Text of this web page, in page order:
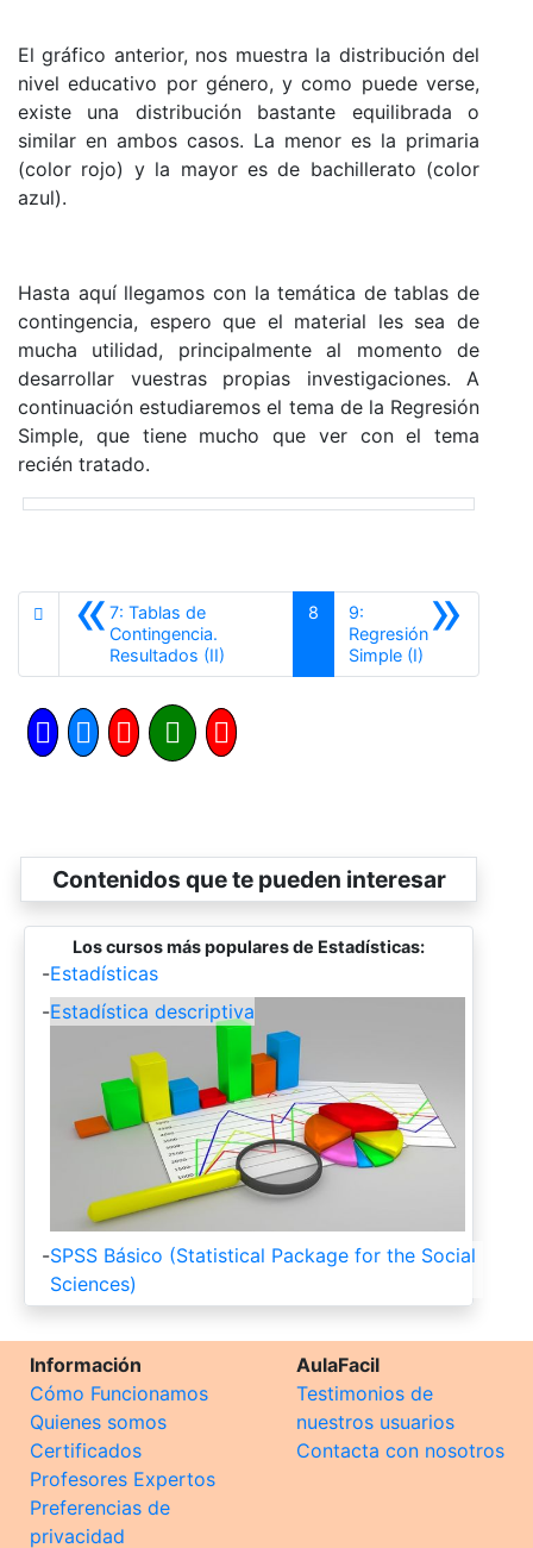
El gráfico anterior, nos muestra la distribución del
nivel educativo por género, y como puede verse,
existe una distribución bastante equilibrada o
similar en ambos casos. La menor es la primaria
(color rojo) y la mayor es de bachillerato (color
azul).
Hasta aquí llegamos con la temática de tablas de
contingencia, espero que el material les sea de
mucha utilidad, principalmente al momento de
desarrollar vuestras propias investigaciones. A
continuación estudiaremos el tema de la Regresión
Simple, que tiene mucho que ver con el tema
recién tratado.
«7: Tablas de
Contingencia.
Resultados (II)
8 »
9:
Regresión
Simple (I)Siguiente
Contenidos que te pueden interesar
Los cursos más populares de Estadísticas:
-Estadísticas
-Estadística descriptiva
-SPSS Básico (Statistical Package for the Social
Sciences)
Información
Cómo Funcionamos
Quienes somos
Certificados
Profesores Expertos
Preferencias de
privacidad
AulaFacil
Testimonios de
nuestros usuarios
Contacta con nosotros